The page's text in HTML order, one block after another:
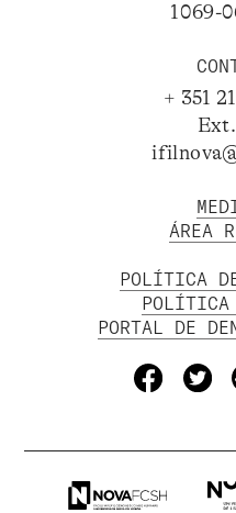
1069-
+ 351
ÁREA
POLÍTICA
POLÍTICA
PORTAL DE